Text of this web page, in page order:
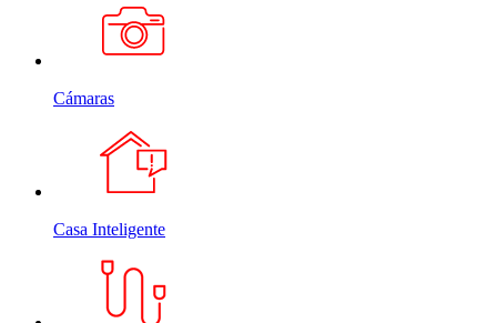
Cámaras
Casa Inteligente